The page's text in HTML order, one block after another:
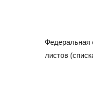
Федеральная
листов